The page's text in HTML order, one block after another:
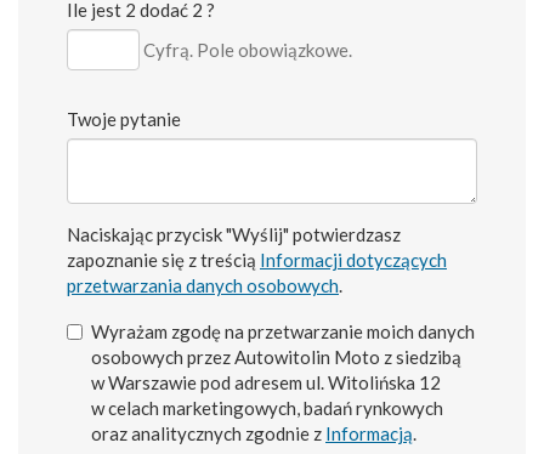
Ile jest 2 dodać 2 ?
Cyfrą. Pole obowiązkowe.
Twoje pytanie
Naciskając przycisk "Wyślij" potwierdzasz
zapoznanie się z treścią Informacji dotyczących
przetwarzania danych osobowych
Wyrażam zgodę na przetwarzanie moich danych
osobowych przez Autowitolin Moto z siedzibą
w Warszawie pod adresem ul. Witolińska 12
w celach marketingowych, badań rynkowych
oraz analitycznych zgodnie z Informacją